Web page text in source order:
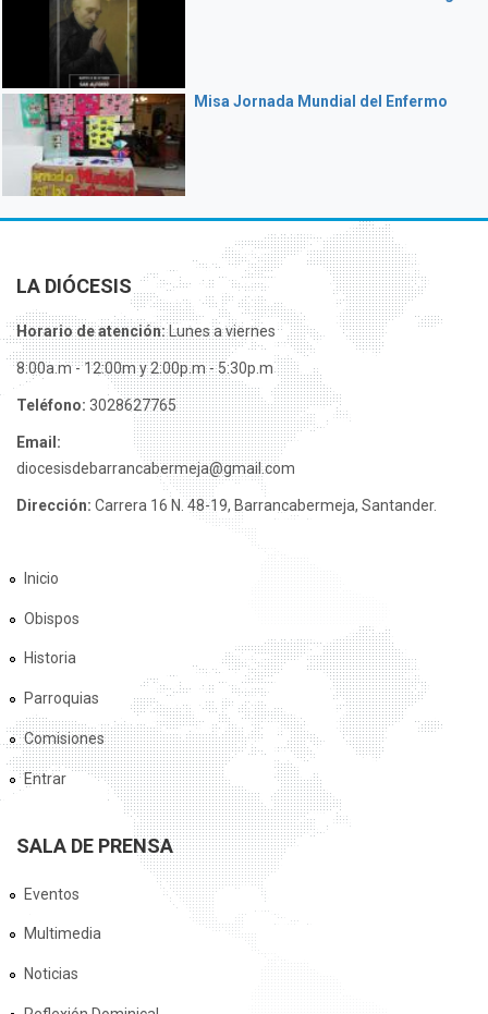
Misa Jornada Mundial del Enfermo
LA DIÓCESIS
Horario de atención:Lunes a viernes
8:00a.m - 12:00m y 2:00p.m - 5:30p.m
Teléfono: 3028627765
Email:
diocesisdebarrancabermeja@gmail.com
Dirección: Carrera 16 N. 48-19, Barrancabermeja, Santander.
Inicio
Obispos
Historia
Parroquias
Comisiones
Entrar
SALA DE PRENSA
Eventos
Multimedia
Noticias